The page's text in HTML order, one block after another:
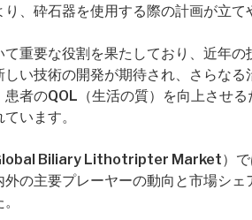
、砕石器を使用する際の計画が立て
重要な役割を果たしており、近年
い技術の開発が期待され、さらなる
者のQOL（生活の質）を向上させ
います。
Biliary Lithotripter Market）で
の主要プレーヤーの動向と市場シ